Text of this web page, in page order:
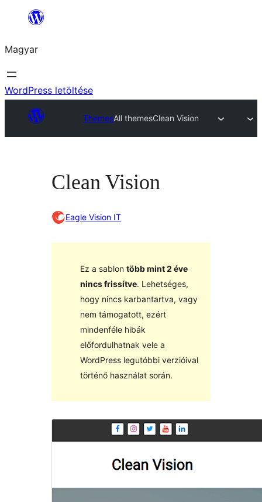
Ugrás
tartalomhoz
Magyar
WordPress letöltése
ThemesAll themesClean Vision
Clean Vision
Eagle Vision IT
Ez a sablon több mint 2 éve
nincs frissítve. Lehetséges,
hogy nincs karbantartva, vagy
nem támogatott, ezért
mindenféle hibák
előfordulhatnak vele a
WordPress legutóbbi verzióival
történő használat során.